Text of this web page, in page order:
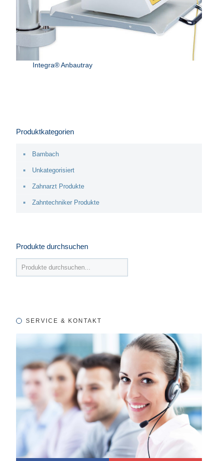
Integra® Anbautray
Produktkategorien
Bambach
Unkategorisiert
Zahnarzt Produkte
Zahntechniker Produkte
Produkte durchsuchen
SERVICE & KONTAKT